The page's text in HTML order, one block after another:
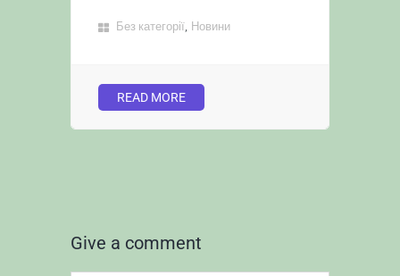
Без категорії, Новини
READ MORE
Give a comment